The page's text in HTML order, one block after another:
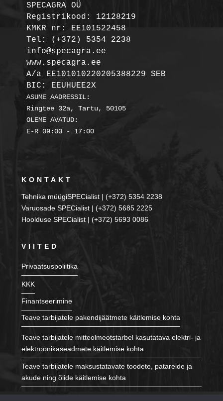
SPECAGRA OÜ
Registrikood: 12128219
KMKR nr: EE101522458
Tel: (+372) 5354 2238
info@specagra.ee
A/a EE101010220205388229 SEB
BIC: EEUHUEE2X
ASUME AADRESSIL:
Ringtee 32a, Tartu, 50105
OLEME AVATUD:
E-R 09:00 - 17:00
KONTAKT
Tehnika müügiSPECialist | (+372) 5354 2238
Varuosade SPECialist | (+372) 5685 2225
Hoolduse SPECialist | (+372) 5693 0086
VIITED
Privaatsuspoliitika
KKK
Finantseerimine
Teave tarbijatele pakendijäätmete käitlemise kohta
Teave tarbijatele mitteolmeotstarbel kasutatava elektri- ja
elektroonikaseadmete käitlemise kohta
Teave tarbijatele maksustatavate toodete, patareide ja
akude ning õlide käitlemise kohta